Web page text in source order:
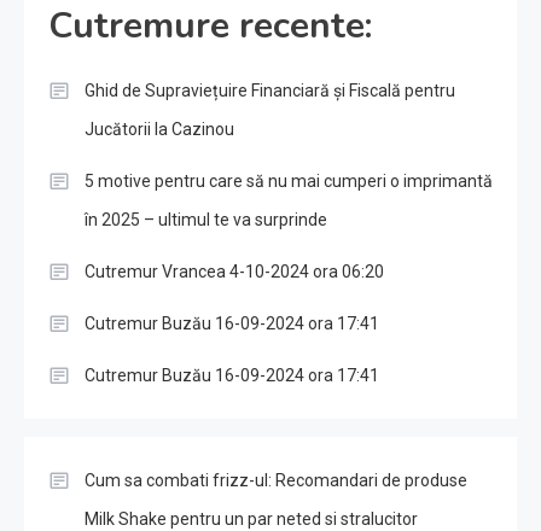
Cutremure recente:
Ghid de Supraviețuire Financiară și Fiscală pentru
Jucătorii la Cazinou
5 motive pentru care să nu mai cumperi o imprimantă
în 2025 – ultimul te va surprinde
Cutremur Vrancea 4-10-2024 ora 06:20
Cutremur Buzău 16-09-2024 ora 17:41
Cutremur Buzău 16-09-2024 ora 17:41
Cum sa combati frizz-ul: Recomandari de produse
Milk Shake pentru un par neted si stralucitor